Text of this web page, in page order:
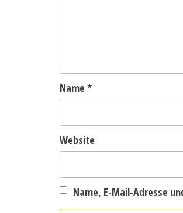
Name *
Website
Name, E-Mail-Adresse